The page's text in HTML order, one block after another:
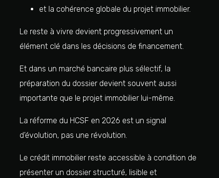
et la cohérence globale du projet immobilier.
Le reste à vivre devient progressivement un
élément clé dans les décisions de financement.
Et dans un marché bancaire plus sélectif, la
préparation du dossier devient souvent aussi
importante que le projet immobilier lui-même.
La réforme du HCSF en 2026 est un signal
d’évolution, pas une révolution.
Le crédit immobilier reste accessible à condition de
présenter un dossier structuré, lisible et